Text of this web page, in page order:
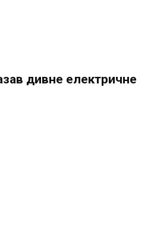
дивне електричне